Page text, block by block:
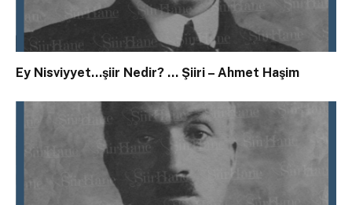
Ey Nisviyyet…şiir Nedir? … Şiiri – Ahmet Haşim